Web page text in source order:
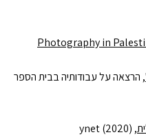
Photography in
, הרצאה על עבודותיה בבית הספר
, (ynet (2020